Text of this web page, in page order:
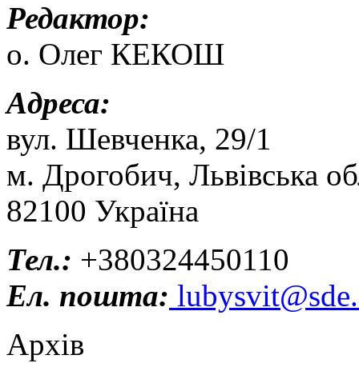
Редактор:
о. Олег КЕКОШ
Адреса:
вул. Шевченка, 29/1
м. Дрогобич, Львівська
82100 Україна
Тел.: +380324450110
Ел. пошта:
Архів